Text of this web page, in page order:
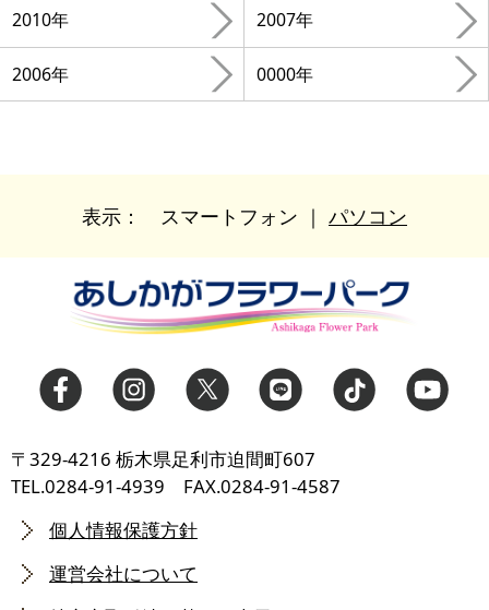
2010年 2007年
2006年 0000年
表示： スマートフォン ｜ パソコン
〒329-4216 栃木県足利市迫間町607
TEL.0284-91-4939 FAX.0284-91-4587
個人情報保護方針
運営会社について